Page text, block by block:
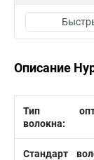
Описание
Тип
волокна:
Стандарт